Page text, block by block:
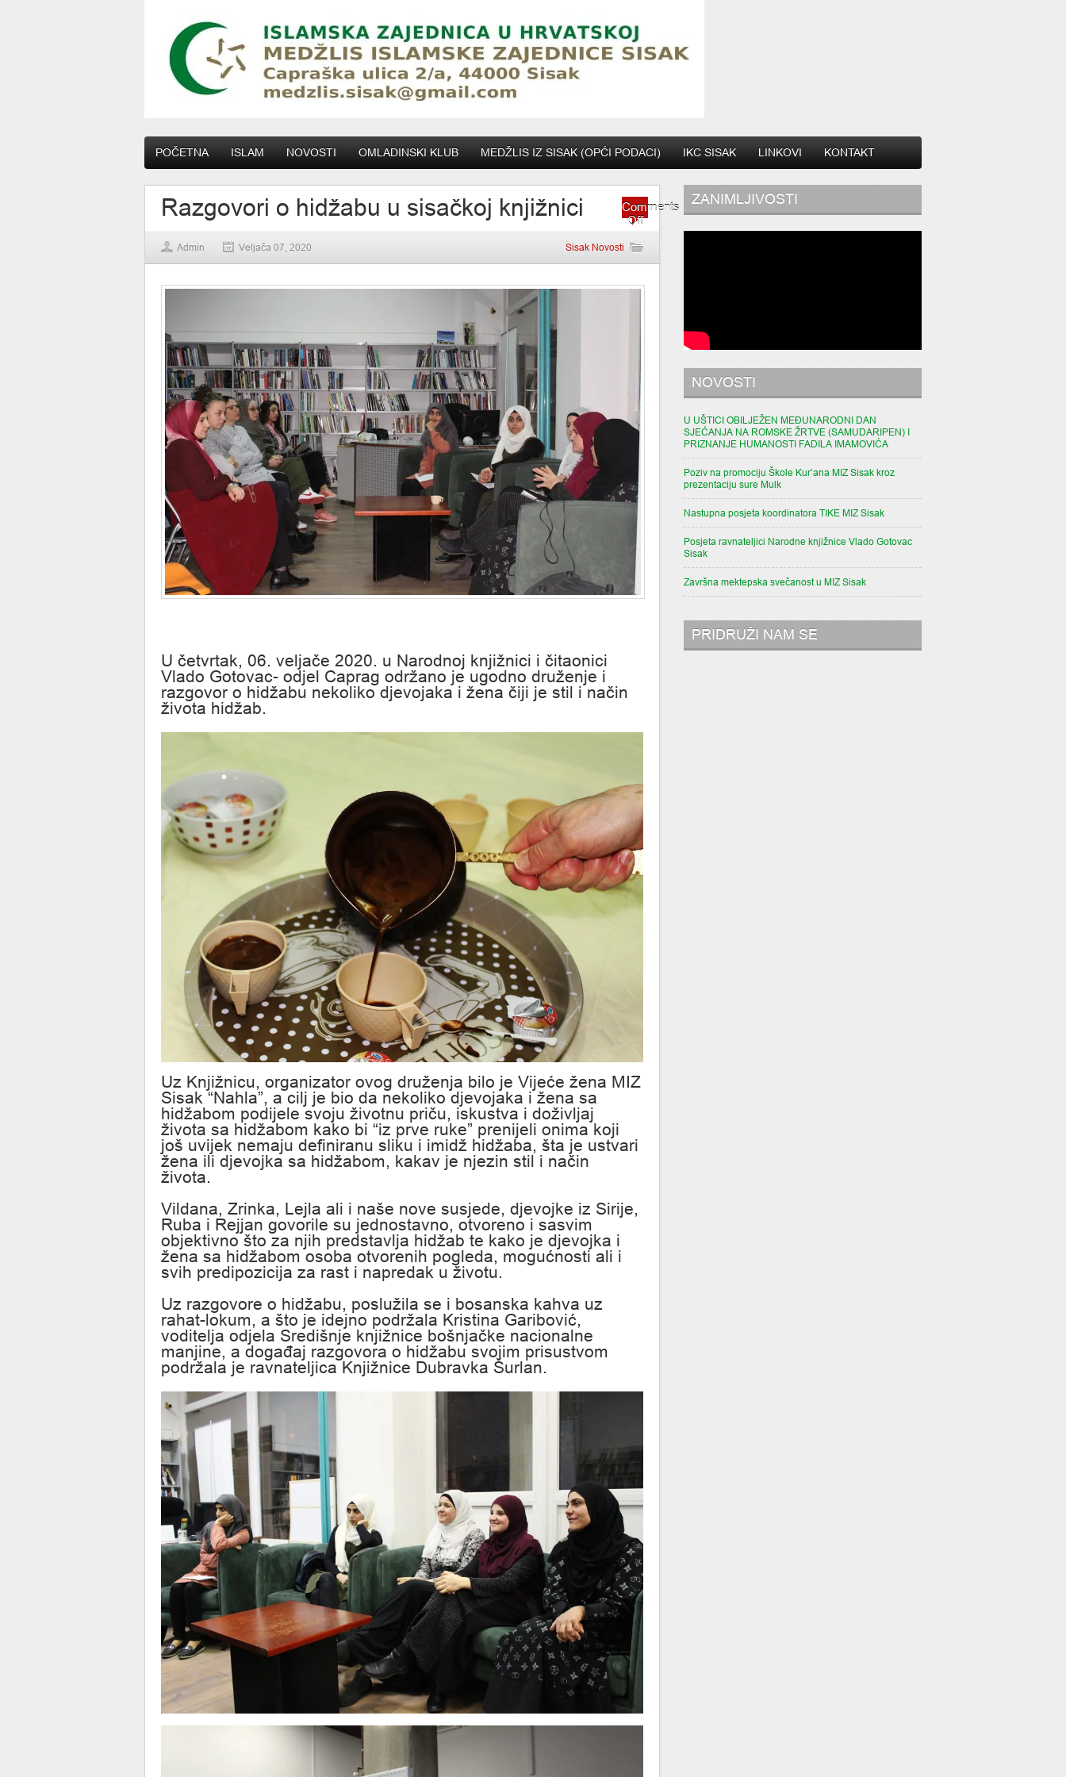
POČETNA ISLAM NOVOSTI OMLADINSKI KLUB MEDŽLIS IZ SISAK (OPĆI PODACI) IKC SISAK LINKOVI KONTAKT
Razgovori o hidžabu u sisačkoj knjižnici
Comments
Offon
Razgovori
o
sisačkoj
Admin Veljača 07, 2020 Sisak Novosti
U četvrtak, 06. veljače 2020. u Narodnoj knjižnici i čitaonici
Vlado Gotovac- odjel Caprag održano je ugodno druženje i
razgovor o hidžabu nekoliko djevojaka i žena čiji je stil i način
života hidžab.
Uz Knjižnicu, organizator ovog druženja bilo je Vijeće žena MIZ
Sisak “Nahla”, a cilj je bio da nekoliko djevojaka i žena sa
hidžabom podijele svoju životnu priču, iskustva i doživljaj
života sa hidžabom kako bi “iz prve ruke” prenijeli onima koji
još uvijek nemaju definiranu sliku i imidž hidžaba, šta je ustvari
žena ili djevojka sa hidžabom, kakav je njezin stil i način
života.
Vildana, Zrinka, Lejla ali i naše nove susjede, djevojke iz Sirije,
Ruba i Rejjan govorile su jednostavno, otvoreno i sasvim
objektivno što za njih predstavlja hidžab te kako je djevojka i
žena sa hidžabom osoba otvorenih pogleda, mogućnosti ali i
svih predipozicija za rast i napredak u životu.
Uz razgovore o hidžabu, poslužila se i bosanska kahva uz
rahat-lokum, a što je idejno podržala Kristina Garibović,
voditelja odjela Središnje knjižnice bošnjačke nacionalne
manjine, a događaj razgovora o hidžabu svojim prisustvom
podržala je ravnateljica Knjižnice Dubravka Šurlan.
ZANIMLJIVOSTI
NOVOSTI
U UŠTICI OBILJEŽEN MEĐUNARODNI DAN
SJEĆANJA NA ROMSKE ŽRTVE (SAMUDARIPEN) I
PRIZNANJE HUMANOSTI FADILA IMAMOVIĆA
Poziv na promociju Škole Kur’ana MIZ Sisak kroz
prezentaciju sure Mulk
Nastupna posjeta koordinatora TIKE MIZ Sisak
Posjeta ravnateljici Narodne knjižnice Vlado Gotovac
Sisak
Završna mektepska svečanost u MIZ Sisak
PRIDRUŽI NAM SE